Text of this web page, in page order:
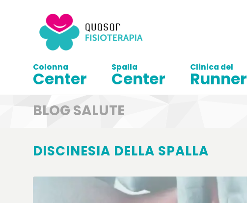
Colonna
Center
Spalla
Center
Clinica del
Runner
BLOG SALUTE
DISCINESIA DELLA SPALLA